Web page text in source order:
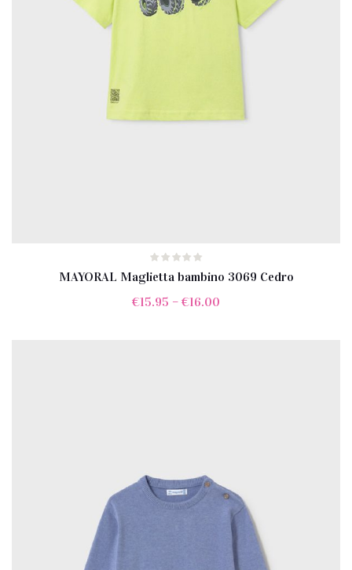
MAYORAL Maglietta bambino 3069 Cedro
€15.95 – €16.00